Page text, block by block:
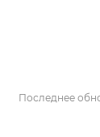
Последнее